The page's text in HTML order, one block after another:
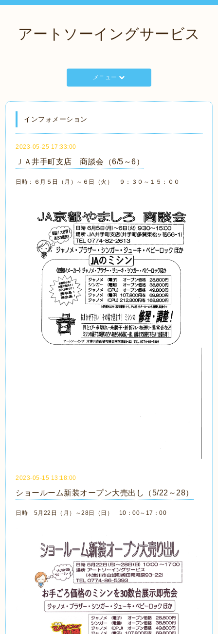
アートソーイングサービス
メニュー
インフォメーション
2023-05-25 17:33:00
ＪＡ井手町支店 商談会（6/5～6）
日時：６月５日（月）～６日（火） ９：３０～１５：００
2023-05-15 13:18:00
ショールーム新装オープン大売出し（5/22～28）
日時 5月22日（月）～28日（日） 10：00～17：00